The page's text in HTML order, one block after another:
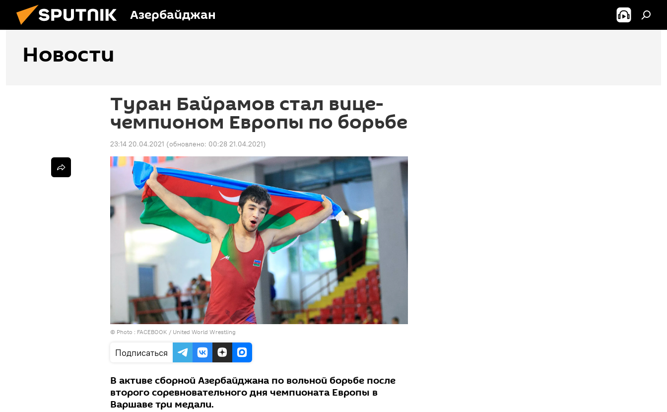
Азербайджан
Новости
Туран Байрамов стал вице-
чемпионом Европы по борьбе
23:14 20.04.2021 (обновлено: 00:28 21.04.2021)
© Photo : FACEBOOK / United World Wrestling
Подписаться
В активе сборной Азербайджана по вольной борьбе после
второго соревновательного дня чемпионата Европы в
Варшаве три медали.